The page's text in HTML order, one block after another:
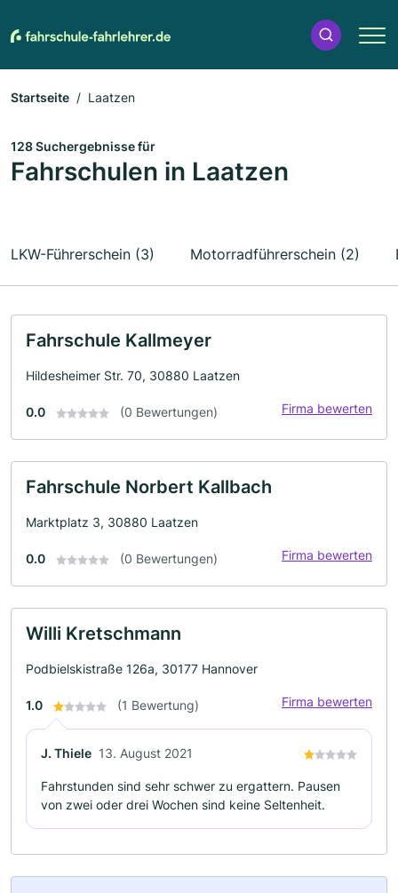
Startseite Laatzen
128 Suchergebnisse für
Fahrschulen in Laatzen
LKW-Führerschein (3) Motorradführerschein (2)
Fahrschule Kallmeyer
Hildesheimer Str. 70, 30880 Laatzen
0.0 (0 Bewertungen) Firma bewerten
Fahrschule Norbert Kallbach
Marktplatz 3, 30880 Laatzen
0.0 (0 Bewertungen) Firma bewerten
Willi Kretschmann
Podbielskistraße 126a, 30177 Hannover
1.0 (1 Bewertung) Firma bewerten
J. Thiele 13. August 2021
Fahrstunden sind sehr schwer zu ergattern. Pausen
von zwei oder drei Wochen sind keine Seltenheit.